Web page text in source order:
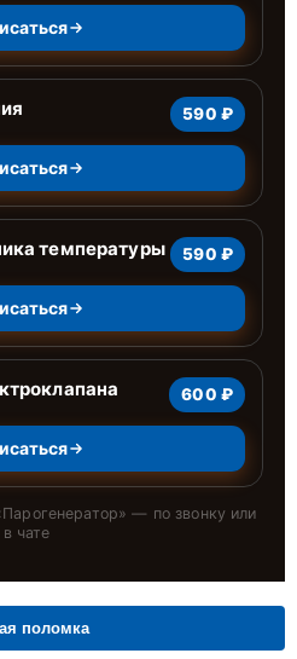
590 ₽
температуры 590 ₽
600 ₽
Парогенератор» — по звонку или
в чате
поломка